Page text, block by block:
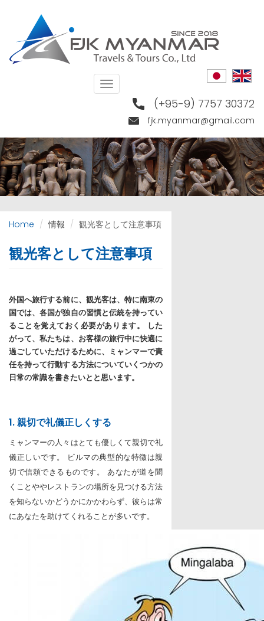
content
(+95-9) 7757 30372
fjk.myanmar@gmail.com
Toggle
navigation
Home 情報 観光客として注意事項
観光客として注意事項
外国へ旅行する前に、観光客は、特に南東の
国では、各国が独自の習慣と伝統を持ってい
ることを覚えておく必要があります。 した
がって、私たちは、お客様の旅行中に快適に
過ごしていただけるために、ミャンマーで責
任を持って行動する方法についていくつかの
日常の常識を書きたいとと思います。
1. 親切で礼儀正しくする
ミャンマーの人々はとても優しくて親切で礼
儀正しいです。 ビルマの典型的な特徴は親
切で信頼できるものです。 あなたが道を聞
くことややレストランの場所を見つける方法
を知らないかどうかにかかわらず、彼らは常
にあなたを助けてくれることが多いです。